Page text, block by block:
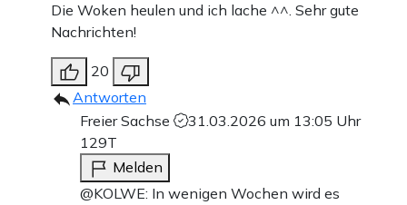
Die Woken heulen und ich lache ^^. Sehr gute
Nachrichten!
20
Antworten
Freier Sachse
31.03.2026 um 13:05 Uhr
129T
Melden
@KOLWE: In wenigen Wochen wird es